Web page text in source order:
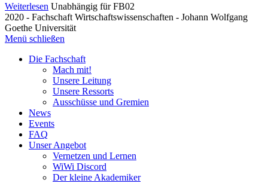
Weiterlesen Unabhängig für FB02
2020 - Fachschaft Wirtschaftswissenschaften - Johann Wolfgang
Goethe Universität
Menü schließen
Die Fachschaft
Mach mit!
Unsere Leitung
Unsere Ressorts
Ausschüsse und Gremien
News
Events
FAQ
Unser Angebot
Vernetzen und Lernen
WiWi Discord
Der kleine Akademiker